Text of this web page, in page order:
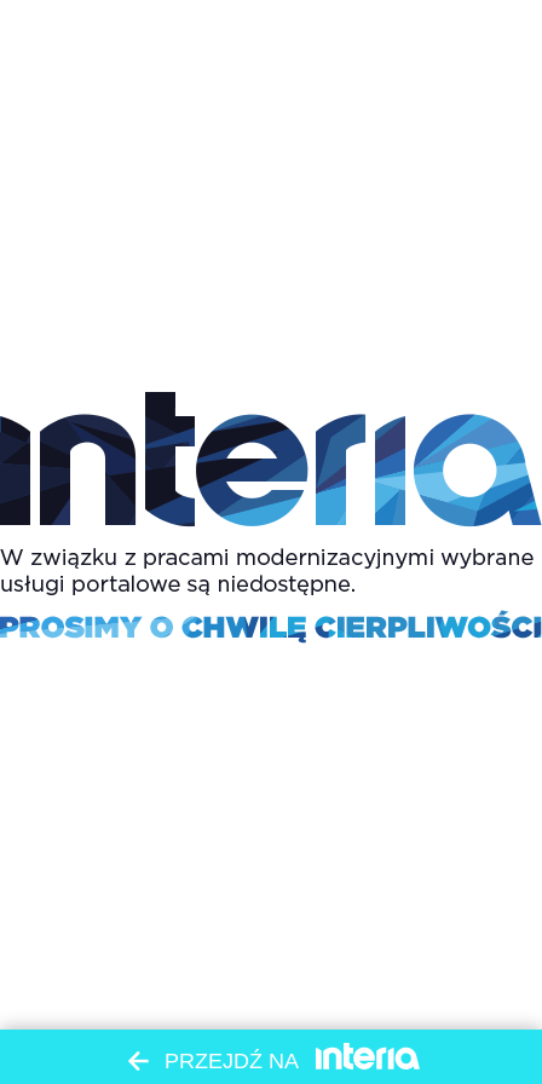
PRZEJDŹ NA